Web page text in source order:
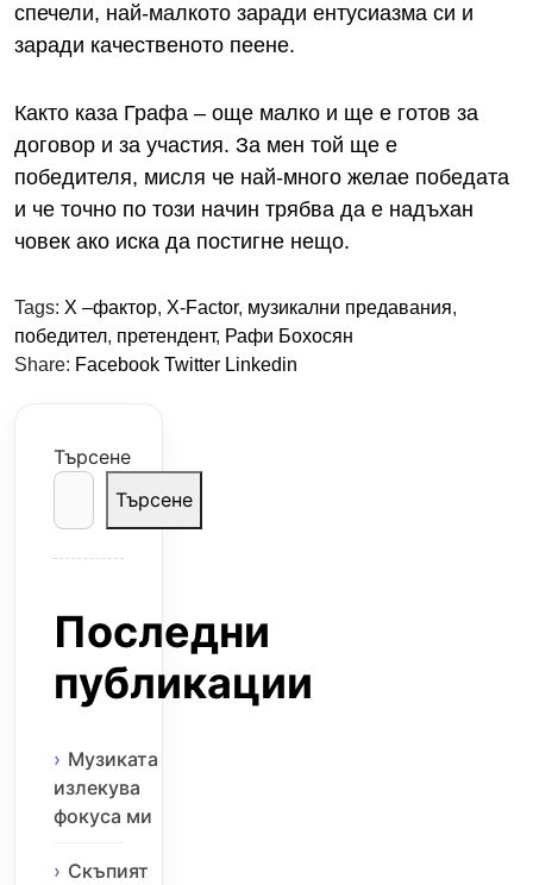
спечели, най-малкото заради ентусиазма си и
заради качественото пеене.
Както каза Графа – още малко и ще е готов за
договор и за участия. За мен той ще е
победителя, мисля че най-много желае победата
и че точно по този начин трябва да е надъхан
човек ако иска да постигне нещо.
Tags: X –фактор, X-Factor, музикални предавания,
победител, претендент, Рафи Бохосян
Share: Facebook Twitter Linkedin
Търсене
Търсене
Последни
публикации
Музиката
излекува
фокуса ми
Скъпият